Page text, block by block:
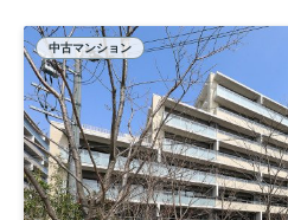
中古マンション